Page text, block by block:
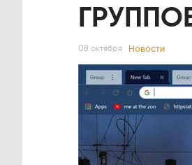
08 октября Новости